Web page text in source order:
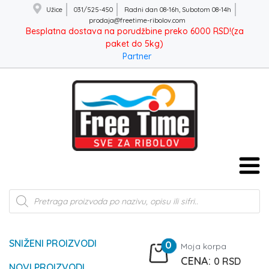
Užice 031/525-450
Radni dan 08-16h, Subotom 08-14h
prodaja@freetime-ribolov.com
Besplatna dostava na porudžbine preko 6000 RSD!(za
paket do 5kg)
Partner
Products
search
SNIŽENI PROIZVODI
0 Moja korpa
0 RSD